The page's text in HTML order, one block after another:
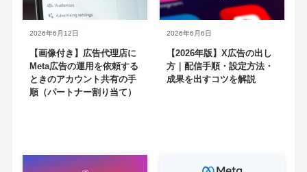
【画像付き】広告代理店に
Meta広告の運用を依頼する
ときのアカウント共有の手
順（パートナー割り当て）
2026年6月12日
【2026年版】X広告の出し
方｜配信手順・設定方法・
成果を出すコツを解説
2026年6月6日